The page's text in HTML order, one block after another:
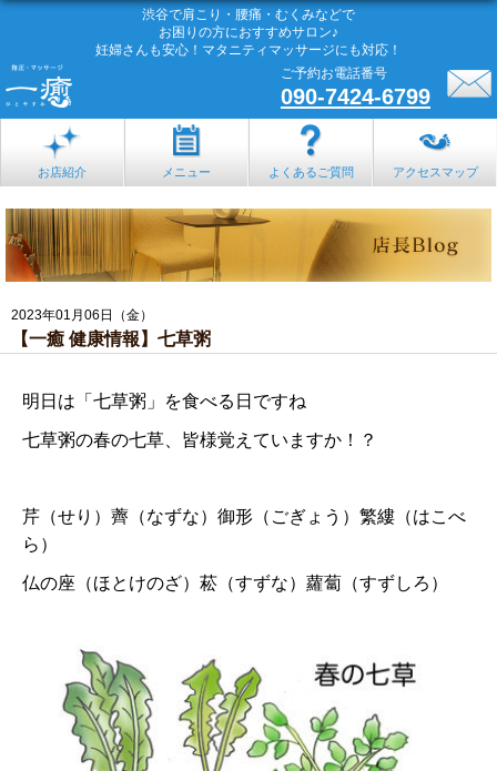
渋谷で肩こり・腰痛・むくみなどで
お困りの方におすすめサロン♪
妊婦さんも安心！マタニティマッサージにも対応！
ご予約お電話番号
090-7424-6799
お店紹介 メニュー よくあるご質問 アクセスマップ
2023年01月06日（金）
【一癒 健康情報】七草粥
明日は「七草粥」を食べる日ですね
七草粥の春の七草、皆様覚えていますか！？
芹（せり）薺（なずな）御形（ごぎょう）繁縷（はこべ
ら）
仏の座（ほとけのざ）菘（すずな）蘿蔔（すずしろ）